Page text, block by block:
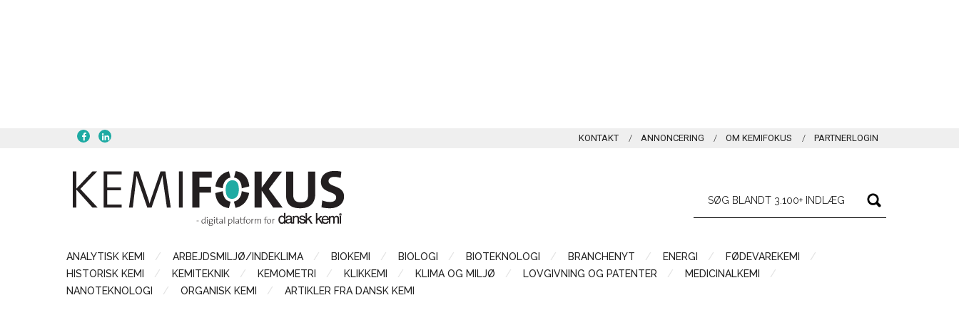
KONTAKT ANNONCERING OM KEMIFOKUS PARTNERLOGIN
ANALYTISK KEMI ARBEJDSMILJØ/INDEKLIMA BIOKEMI BIOLOGI BIOTEKNOLOGI BRANCHENYT ENERGI
FØDEVAREKEMI
HISTORISK KEMI
KEMITEKNIK KEMOMETRI KLIKKEMI KLIMA OG MILJØ LOVGIVNING OG PATENTER
MEDICINALKEMI
NANOTEKNOLOGI
ORGANISK KEMI ARTIKLER FRA DANSK KEMI